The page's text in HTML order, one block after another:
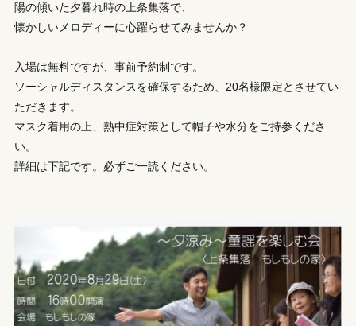
陽の傾いた夕暮れ時の上条集落で、
懐かしいメロディーに心躍らせてみませんか？
入場は無料ですが、事前予約制です。
ソーシャルディスタンスを確保するため、20名様限定とさせてい
ただきます。
マスク着用の上、熱中症対策として帽子や水分をご持参くださ
い。
詳細は下記です。必ずご一読ください。